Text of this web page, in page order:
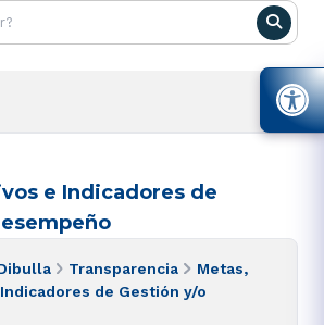
e Indicadores de
Transparencia
Metas,
de Gestión y/o